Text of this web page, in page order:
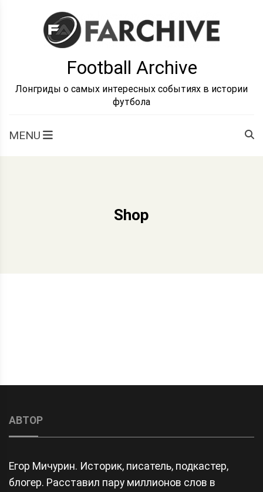
Football Archive
Лонгриды о самых интересных событиях в истории
футбола
MENU
Shop
АВТОР
Егор Мичурин. Историк, писатель, подкастер,
блогер. Расставил пару миллионов слов в